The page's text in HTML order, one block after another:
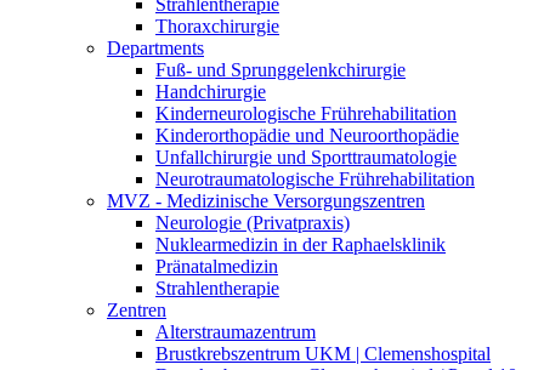
Strahlentherapie
Thoraxchirurgie
Departments
Fuß- und Sprunggelenkchirurgie
Handchirurgie
Kinderneurologische Frührehabilitation
Kinderorthopädie und Neuroorthopädie
Unfallchirurgie und Sporttraumatologie
Neurotraumatologische Frührehabilitation
MVZ - Medizinische Versorgungszentren
Neurologie (Privatpraxis)
Nuklearmedizin in der Raphaelsklinik
Pränatalmedizin
Strahlentherapie
Zentren
Alterstraumazentrum
Brustkrebszentrum UKM | Clemenshospital